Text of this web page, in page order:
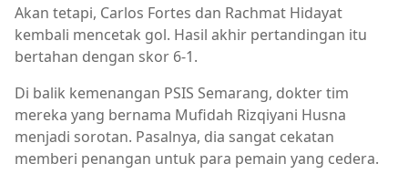
Akan tetapi, Carlos Fortes dan Rachmat Hidayat
kembali mencetak gol. Hasil akhir pertandingan itu
bertahan dengan skor 6-1.
Di balik kemenangan PSIS Semarang, dokter tim
mereka yang bernama Mufidah Rizqiyani Husna
menjadi sorotan. Pasalnya, dia sangat cekatan
memberi penangan untuk para pemain yang cedera.